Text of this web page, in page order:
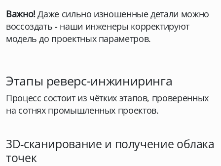
Важно!Даже сильно изношенные детали можно
воссоздать - наши инженеры корректируют
модель до проектных параметров.
Этапы реверс-инжиниринга
Процесс состоит из чётких этапов, проверенных
на сотнях промышленных проектов.
3D-сканирование и получение облака
точек